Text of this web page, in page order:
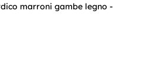
marroni gambe legno -